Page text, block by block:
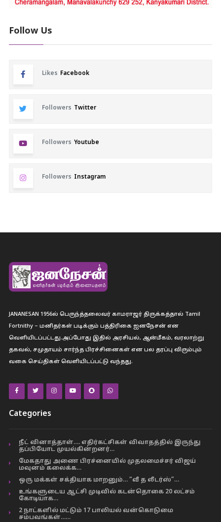
Follow Us
Likes Facebook
Followers Twitter
Followers Youtube
Followers Instagram
JANANESAN 1956ல் பெருந்த்தலைவர் காமராஜர் திருக்கத்தால் Tamil
Fortnithy – மனிதர்கள் படிக்கும் பத்திரிகை ஐனநேசன் என
வெளியிடப்பட்டது.அப்போது இதில் அரசியல், ஆன்மீகம், வரலாற்று
தகவல், சமுதாயம் சார்ந்த பிரச்சினைகள் என பல தரப்பு விரும்பும்
வகை செய்திகள் வெளியிடப்பட்டு வந்தது.
Categories
நீட் வினாத்தாள்…. எதிர்கட்சிகள் விவாதத்தில் இருந்து
தப்பியோட முயல்கின்றனர்…
மேகதாது அணை பிரச்னையில் முதலமைச்சர் விஜய்
மவுனம் கலைக்க…
ஒரு மக்கள் சக்தியாக மாறனும்… “வீ த லீடர்ஸ்”…
உங்களுடைய ஆட்சி முடிவில் கடன்தொகை 20 லட்சம்
கோடியாக…
2 நாட்களில் மட்டும் 17 பாலியல் வன்கொடுமை
சம்பவங்கள்……